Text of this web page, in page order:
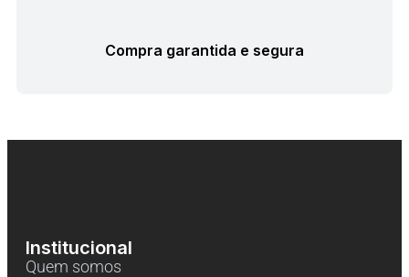
Compra garantida e segura
Institucional
Quem somos